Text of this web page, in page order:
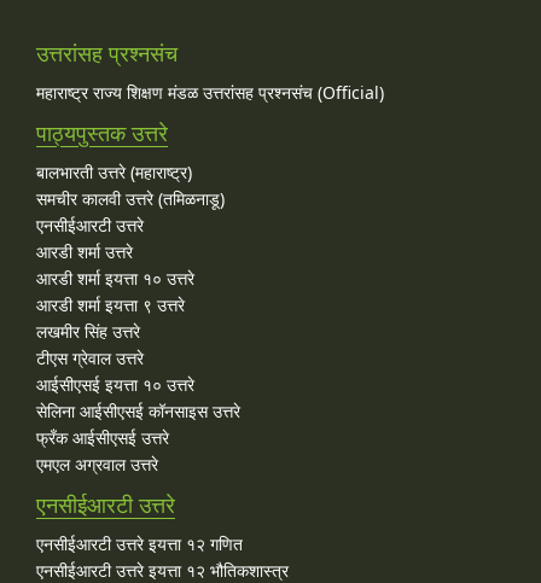
उत्तरांसह प्रश्नसंच
महाराष्ट्र राज्य शिक्षण मंडळ उत्तरांसह प्रश्नसंच (Official)
पाठ्यपुस्तक उत्तरे
बालभारती उत्तरे (महाराष्ट्र)
समचीर कालवी उत्तरे (तमिळनाडू)
एनसीईआरटी उत्तरे
आरडी शर्मा उत्तरे
आरडी शर्मा इयत्ता १० उत्तरे
आरडी शर्मा इयत्ता ९ उत्तरे
लखमीर सिंह उत्तरे
टीएस ग्रेवाल उत्तरे
आईसीएसई इयत्ता १० उत्तरे
सेलिना आईसीएसई कॉनसाइस उत्तरे
फ्रँक आईसीएसई उत्तरे
एमएल अग्रवाल उत्तरे
एनसीईआरटी उत्तरे
एनसीईआरटी उत्तरे इयत्ता १२ गणित
एनसीईआरटी उत्तरे इयत्ता १२ भौतिकशास्त्र